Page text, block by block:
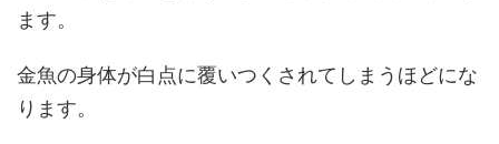
ます。
金魚の身体が白点に覆いつくされてしまうほどにな
ります。